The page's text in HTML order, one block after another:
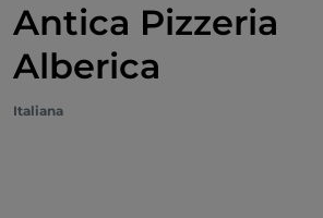
Antica Pizzeria
Alberica
Italiana